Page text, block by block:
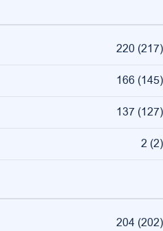
220 (217)
166 (145)
137 (127)
2 (2)
204 (202)